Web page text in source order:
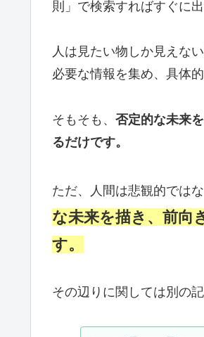
則」で検索すればすぐに出
人は見たい物しか見えな
必要な情報を集め、具体
そもそも、 否定的な未来
るだけです。
ただ、人間は悲観的では
な未来を描き、前向
す。
その辺りに関しては別の